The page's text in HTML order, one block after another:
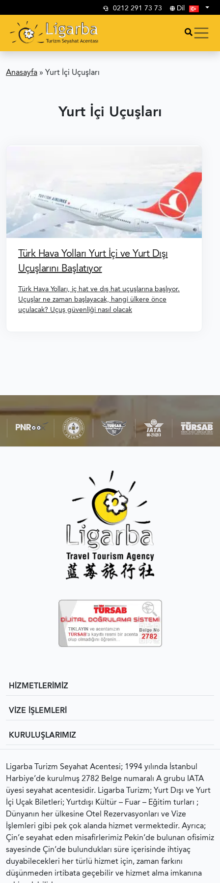
0212 291 73 73 Dil
Anasayfa » Yurt İçi Uçuşları
Yurt İçi Uçuşları
Türk Hava Yolları Yurt İçi ve Yurt Dışı
Uçuşlarını Başlatıyor
Türk Hava Yolları, iç hat ve dış hat uçuşlarına başlıyor.
Uçuşlar ne zaman başlayacak, hangi ülkere önce
uçulacak? Uçuş güvenliği nasıl olacak
HİZMETLERİMİZ
VİZE İŞLEMLERİ
KURULUŞLARIMIZ
Ligarba Turizm Seyahat Acentesi; 1994 yılında İstanbul
Harbiye’de kurulmuş 2782 Belge numaralı A grubu IATA
üyesi seyahat acentesidir. Ligarba Turizm; Yurt Dışı ve Yurt
İçi Uçak Biletleri; Yurtdışı Kültür – Fuar – Eğitim turları ;
Dünyanın her ülkesine Otel Rezervasyonları ve Vize
İşlemleri gibi pek çok alanda hizmet vermektedir. Ayrıca;
Çin’e seyahat eden misafirlerimiz Pekin’de bulunan ofisimiz
sayesinde Çin’de bulundukları süre içerisinde ihtiyaç
duyabilecekleri her türlü hizmet için, zaman farkını
düşünmeden irtibata geçebilir ve hizmet alma imkanına